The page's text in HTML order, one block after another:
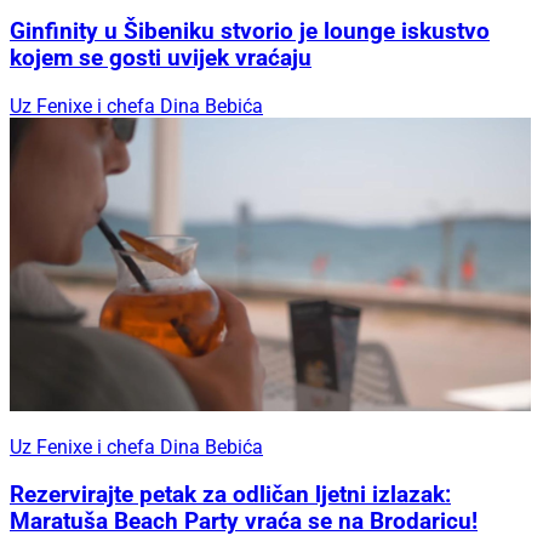
Ginfinity u Šibeniku stvorio je lounge iskustvo
kojem se gosti uvijek vraćaju
Uz Fenixe i chefa Dina Bebića
Uz Fenixe i chefa Dina Bebića
Rezervirajte petak za odličan ljetni izlazak:
Maratuša Beach Party vraća se na Brodaricu!